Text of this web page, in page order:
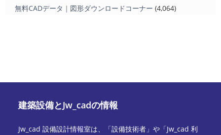
無料CADデータ｜図形ダウンロードコーナー (4,064)
建築設備とJw_cadの情報
Jw_cad 設備設計情報室は、「設備技術者」や「Jw_cad 利